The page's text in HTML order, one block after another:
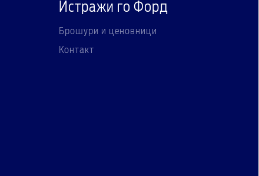
Истражи го Форд
Брошури и ценовници
Контакт